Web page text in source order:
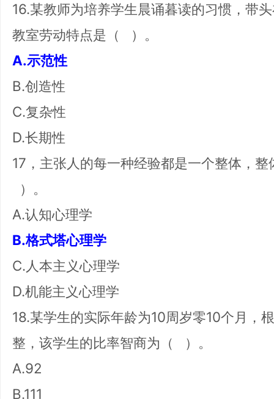
16.某教师为培养学生晨诵暮读的习惯，带
教室劳动特点是（ ）。
A.示范性
B.创造性
C.复杂性
D.长期性
17，主张人的每一种经验都是一个整体，
）。
A.认知心理学
B.格式塔心理学
C.人本主义心理学
D.机能主义心理学
18.某学生的实际年龄为10周岁零10个月，
整，该学生的比率智商为（ ）。
A.92
B.111